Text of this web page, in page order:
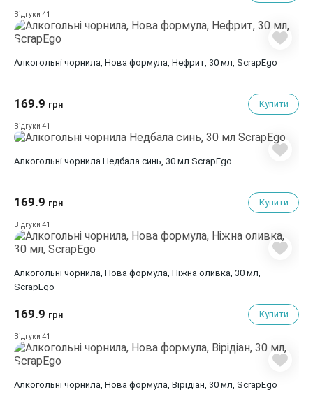
Відгуки 41
Алкогольні чорнила, Нова формула, Нефрит, 30 мл, ScrapEgo
169.9 грн Купити
Відгуки 41
Алкогольні чорнила Недбала синь, 30 мл ScrapEgo
169.9 грн Купити
Відгуки 41
Алкогольні чорнила, Нова формула, Ніжна оливка, 30 мл,
ScrapEgo
169.9 грн Купити
Відгуки 41
Алкогольні чорнила, Нова формула, Вірідіан, 30 мл, ScrapEgo